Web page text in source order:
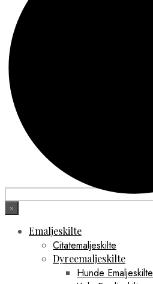
×
Emaljeskilte
Citatemaljeskilte
Dyreemaljeskilte
Hunde Emaljeskilte